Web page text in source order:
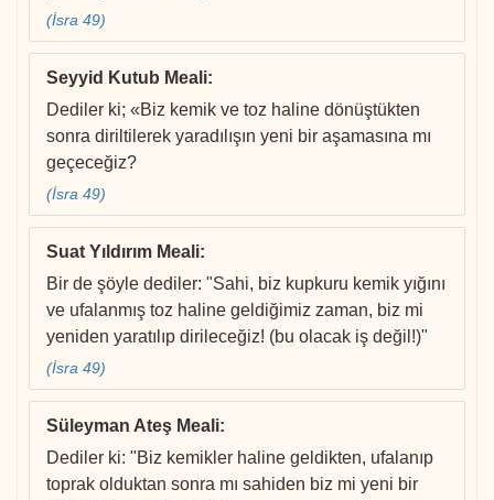
(İsra 49)
Seyyid Kutub Meali:
Dediler ki; «Biz kemik ve toz haline dönüştükten
sonra diriltilerek yaradılışın yeni bir aşamasına mı
geçeceğiz?
(İsra 49)
Suat Yıldırım Meali:
Bir de şöyle dediler: "Sahi, biz kupkuru kemik yığını
ve ufalanmış toz haline geldiğimiz zaman, biz mi
yeniden yaratılıp dirileceğiz! (bu olacak iş değil!)"
(İsra 49)
Süleyman Ateş Meali:
Dediler ki: "Biz kemikler haline geldikten, ufalanıp
toprak olduktan sonra mı sahiden biz mi yeni bir